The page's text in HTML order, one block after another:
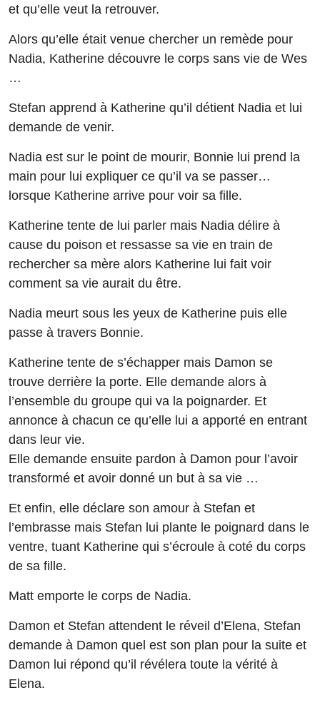
et qu’elle veut la retrouver.
Alors qu’elle était venue chercher un remède pour
Nadia, Katherine découvre le corps sans vie de Wes
…
Stefan apprend à Katherine qu’il détient Nadia et lui
demande de venir.
Nadia est sur le point de mourir, Bonnie lui prend la
main pour lui expliquer ce qu’il va se passer…
lorsque Katherine arrive pour voir sa fille.
Katherine tente de lui parler mais Nadia délire à
cause du poison et ressasse sa vie en train de
rechercher sa mère alors Katherine lui fait voir
comment sa vie aurait du être.
Nadia meurt sous les yeux de Katherine puis elle
passe à travers Bonnie.
Katherine tente de s’échapper mais Damon se
trouve derrière la porte. Elle demande alors à
l’ensemble du groupe qui va la poignarder. Et
annonce à chacun ce qu’elle lui a apporté en entrant
dans leur vie.
Elle demande ensuite pardon à Damon pour l’avoir
transformé et avoir donné un but à sa vie …
Et enfin, elle déclare son amour à Stefan et
l’embrasse mais Stefan lui plante le poignard dans le
ventre, tuant Katherine qui s’écroule à coté du corps
de sa fille.
Matt emporte le corps de Nadia.
Damon et Stefan attendent le réveil d’Elena, Stefan
demande à Damon quel est son plan pour la suite et
Damon lui répond qu’il révélera toute la vérité à
Elena.